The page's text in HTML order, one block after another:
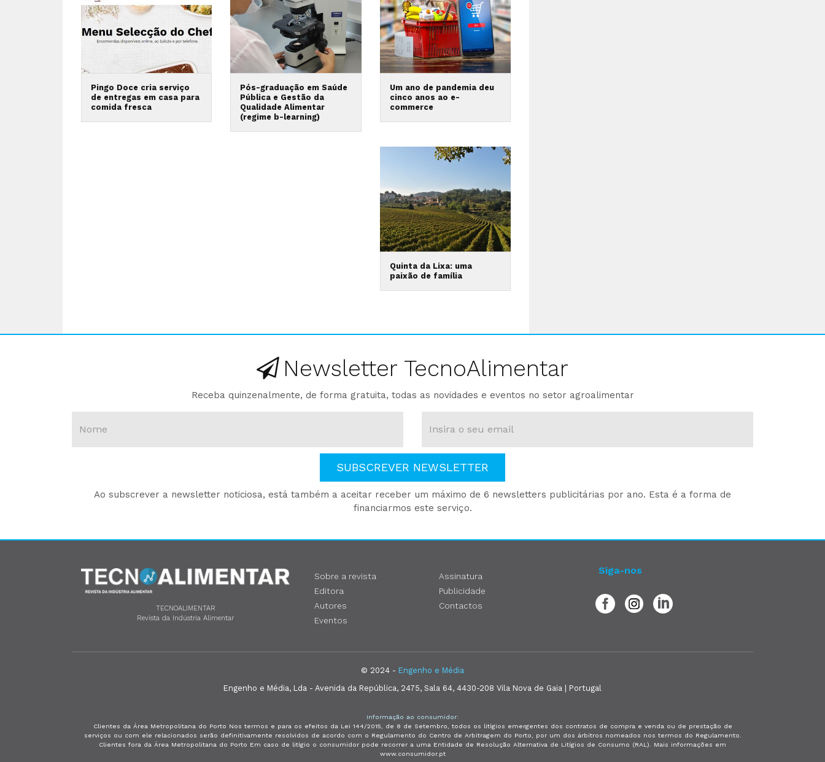
Pingo Doce cria serviço
de entregas em casa para
comida fresca
Pós-graduação em Saúde
Pública e Gestão da
Qualidade Alimentar
(regime b-learning)
Um ano de pandemia deu
cinco anos ao e-
commerce
Quinta da Lixa: uma
paixão de família
Newsletter TecnoAlimentar
Receba quinzenalmente, de forma gratuita, todas as novidades e eventos no setor agroalimentar
SUBSCREVER NEWSLETTER
Ao subscrever a newsletter noticiosa, está também a aceitar receber um máximo de 6 newsletters publicitárias por ano. Esta é a forma de
financiarmos este serviço.
TECNOALIMENTAR
Revista da Indústria Alimentar
Sobre a revista
Editora
Autores
Eventos
Assinatura
Publicidade
Contactos
Siga-nos
© 2024 - Engenho e Média
Engenho e Média, Lda - Avenida da República, 2475, Sala 64, 4430-208 Vila Nova de Gaia | Portugal
Informação ao consumidor:
Clientes da Área Metropolitana do Porto Nos termos e para os efeitos da Lei 144/2015, de 8 de Setembro, todos os litígios emergentes dos contratos de compra e venda ou de prestação de
serviços ou com ele relacionados serão definitivamente resolvidos de acordo com o Regulamento do Centro de Arbitragem do Porto, por um dos árbitros nomeados nos termos do Regulamento.
Clientes fora da Área Metropolitana do Porto Em caso de litígio o consumidor pode recorrer a uma Entidade de Resolução Alternativa de Litígios de Consumo (RAL). Mais informações em
www.consumidor.pt